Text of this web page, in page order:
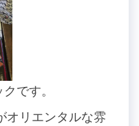
です。
オリエンタルな雰